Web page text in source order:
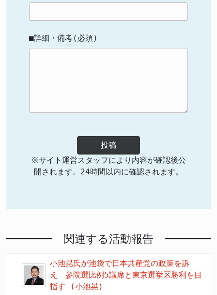
■詳細・備考(必須)
投稿
※サイト運営スタッフにより内容が確認後公
開されます。24時間以内に確認されます。
関連する活動報告
小池晃氏が池袋で日本共産党の政策を訴
え 参院選比例5議席と東京選挙区勝利を目
指す (小池晃)